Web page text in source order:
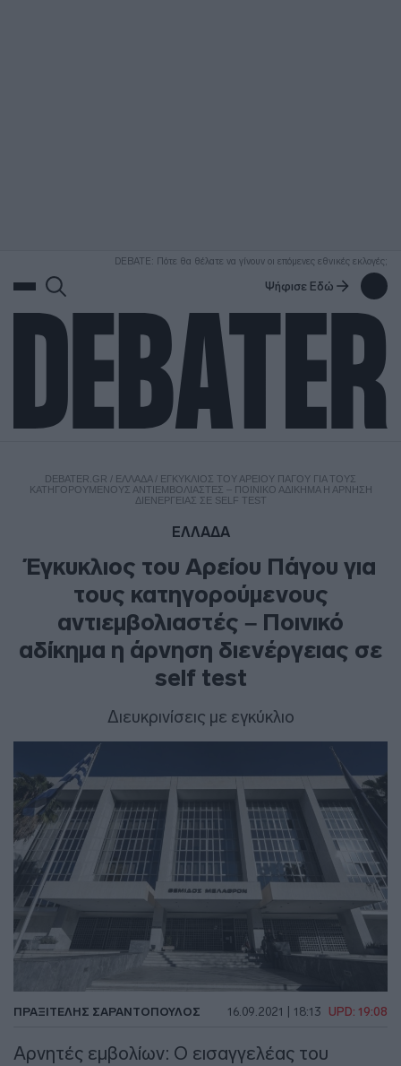
DEBATE: Πότε θα θέλατε να γίνουν οι επόμενες εθνικές εκλογές;
Ψήφισε Εδώ
DEBATER.GR / ΕΛΛΑΔΑ/ ΈΓΚΥΚΛΙΟΣ ΤΟΥ ΑΡΕΊΟΥ ΠΆΓΟΥ ΓΙΑ ΤΟΥΣ
ΚΑΤΗΓΟΡΟΎΜΕΝΟΥΣ ΑΝΤΙΕΜΒΟΛΙΑΣΤΈΣ – ΠΟΙΝΙΚΌ ΑΔΊΚΗΜΑ Η ΆΡΝΗΣΗ
ΔΙΕΝΈΡΓΕΙΑΣ ΣΕ SELF TEST
ΕΛΛΑΔΑ
Έγκυκλιος του Αρείου Πάγου για
τους κατηγορούμενους
αντιεμβολιαστές – Ποινικό
αδίκημα η άρνηση διενέργειας σε
self test
Διευκρινίσεις με εγκύκλιο
ΠΡΑΞΙΤΈΛΗΣ ΣΑΡΑΝΤΌΠΟΥΛΟΣ 16.09.2021 | 18:13 UPD: 19:08
Αρνητές εμβολίων: Ο εισαγγελέας του